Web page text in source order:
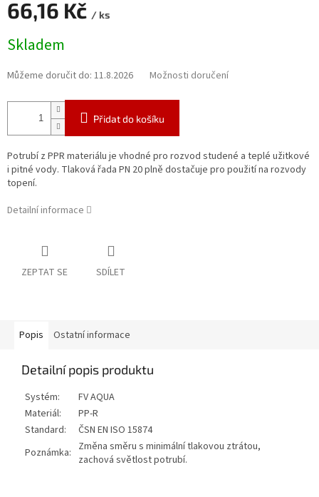
66,16 Kč / ks
cena:
Skladem
Můžeme doručit do: 11.8.2026 Možnosti doručení
Přidat do košíku
Potrubí z PPR materiálu je vhodné pro rozvod studené a teplé užitkové
i pitné vody. Tlaková řada PN 20 plně dostačuje pro použití na rozvody
topení.
Detailní informace
ZEPTAT SE SDÍLET
Popis Ostatní informace
Detailní popis produktu
Systém:
FV AQUA
Materiál:
PP-R
Standard:
ČSN EN ISO 15874
Poznámka: Změna směru s minimální tlakovou ztrátou,
zachová světlost potrubí.